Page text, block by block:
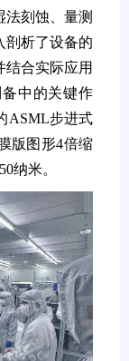
法刻蚀、量测
剖析了设备的
结合实际应用
中的关键作
ASML步进式
版图形4倍缩
纳米。